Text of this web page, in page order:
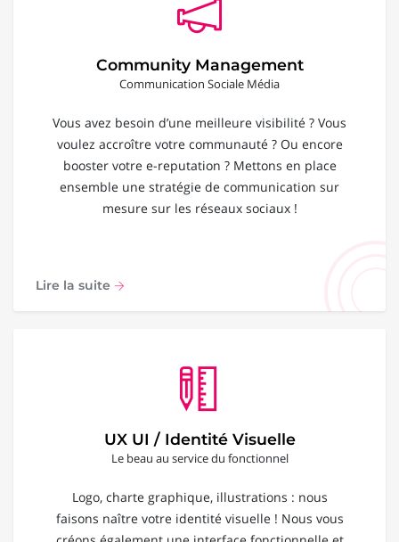
Community Management
Communication Sociale Média
Vous avez besoin d’une meilleure visibilité ? Vous
voulez accroître votre communauté ? Ou encore
booster votre e-reputation ? Mettons en place
ensemble une stratégie de communication sur
mesure sur les réseaux sociaux !
Lire la suite
UX UI / Identité Visuelle
Le beau au service du fonctionnel
Logo, charte graphique, illustrations : nous
faisons naître votre identité visuelle ! Nous vous